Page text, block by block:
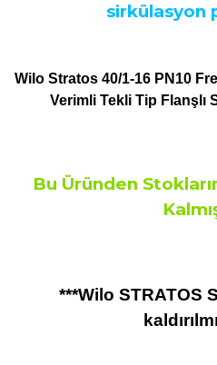
sirkülasyon
Wilo Stratos 40/1-16 PN10
Verimli Tekli Tip Flanşlı
Bu Üründen
***Wilo STRATOS